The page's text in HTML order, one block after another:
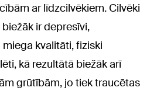
ar līdzcilvēkiem. Cilvēki
ir depresīvi,
kvalitāti, fiziski
kā rezultātā biežāk arī
grūtībām, jo tiek traucētas